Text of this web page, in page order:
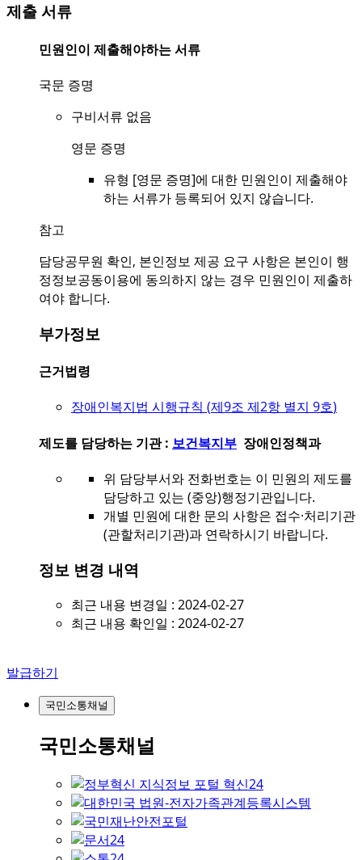
제출 서류
민원인이 제출해야하는 서류
국문 증명
구비서류 없음
영문 증명
유형 [영문 증명]에 대한 민원인이 제출해야
하는 서류가 등록되어 있지 않습니다.
참고
담당공무원 확인, 본인정보 제공 요구 사항은 본인이 행
정정보공동이용에 동의하지 않는 경우 민원인이 제출하
여야 합니다.
부가정보
근거법령
장애인복지법 시행규칙 (제9조 제2항 별지 9호)
제도를 담당하는 기관 : 보건복지부 장애인정책과
위 담당부서와 전화번호는 이 민원의 제도를
담당하고 있는 (중앙)행정기관입니다.
개별 민원에 대한 문의 사항은 접수·처리기관
(관할처리기관)과 연락하시기 바랍니다.
정보 변경 내역
최근 내용 변경일 : 2024-02-27
최근 내용 확인일 : 2024-02-27
발급하기
국민소통채널
국민소통채널